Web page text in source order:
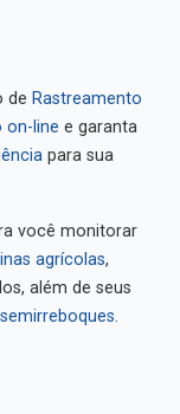
de Rastreamento
on-line e garanta
para sua
você monitorar
agrícolas,
além de seus
semirreboques.